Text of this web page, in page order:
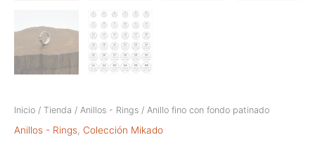
Inicio / Tienda / Anillos - Rings / Anillo fino con fondo patinado
Anillos - Rings, Colección Mikado